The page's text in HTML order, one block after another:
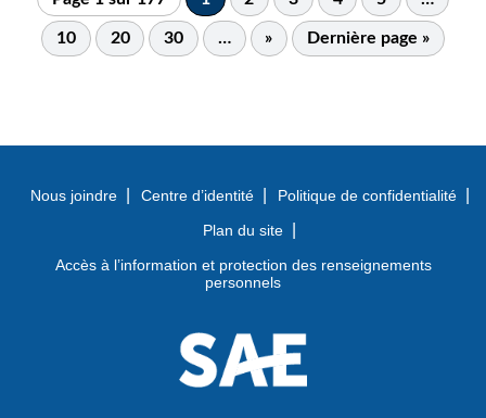
10 20 30 … » Dernière page »
Nous joindre Centre d’identité
Politique de confidentialité
Plan du site
Accès à l’information et protection des renseignements
personnels